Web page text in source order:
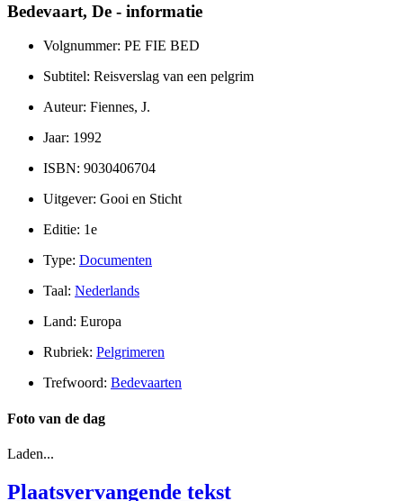
Bedevaart, De - informatie
Volgnummer: PE FIE BED
Subtitel: Reisverslag van een pelgrim
Auteur: Fiennes, J.
Jaar: 1992
ISBN: 9030406704
Uitgever: Gooi en Sticht
Editie: 1e
Type: Documenten
Taal: Nederlands
Land: Europa
Rubriek: Pelgrimeren
Trefwoord: Bedevaarten
Foto van de dag
Laden...
Plaatsvervangende tekst